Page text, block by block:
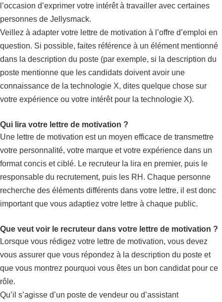
l’occasion d’exprimer votre intérêt à travailler avec certaines
personnes de Jellysmack.
Veillez à adapter votre lettre de motivation à l’offre d’emploi en
question. Si possible, faites référence à un élément mentionné
dans la description du poste (par exemple, si la description du
poste mentionne que les candidats doivent avoir une
connaissance de la technologie X, dites quelque chose sur
votre expérience ou votre intérêt pour la technologie X).
Qui lira votre lettre de motivation ?
Une lettre de motivation est un moyen efficace de transmettre
votre personnalité, votre marque et votre expérience dans un
format concis et ciblé. Le recruteur la lira en premier, puis le
responsable du recrutement, puis les RH. Chaque personne
recherche des éléments différents dans votre lettre, il est donc
important que vous adaptiez votre lettre à chaque public.
Que veut voir le recruteur dans votre lettre de motivation ?
Lorsque vous rédigez votre lettre de motivation, vous devez
vous assurer que vous répondez à la description du poste et
que vous montrez pourquoi vous êtes un bon candidat pour ce
rôle.
Qu’il s’agisse d’un poste de vendeur ou d’assistant